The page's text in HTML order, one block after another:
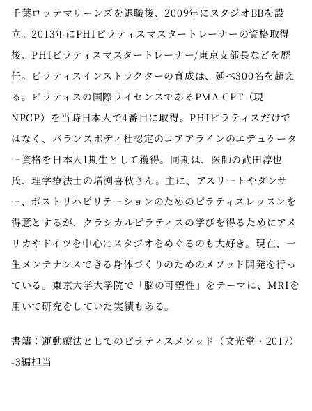
千葉ロッテマリーンズを退職後、2009年にスタジオBBを設
立。2013年にPHIピラティスマスタートレーナーの資格取得
後、PHIピラティスマスタートレーナー/東京支部長などを歴
任。ピラティスインストラクターの育成は、延べ300名を超え
る。ピラティスの国際ライセンスであるPMA-CPT（現
NPCP）を当時日本人で4番目に取得。PHIピラティスだけで
はなく、バランスボディ社認定のコアアラインのエデュケータ
ー資格を日本人1期生として獲得。同期は、医師の武田淳也
氏、理学療法士の増渕喜秋さん。主に、アスリートやダンサ
ー、ポストリハビリテーションのためのピラティスレッスンを
得意とするが、クラシカルピラティスの学びを得るためにアメ
リカやドイツを中心にスタジオをめぐるのも大好き。現在、一
生メンテナンスできる身体づくりのためのメソッド開発を行っ
ている。東京大学大学院で「脳の可塑性」をテーマに、MRIを
用いて研究をしていた実績もある。
書籍：運動療法としてのピラティスメソッド（文光堂・2017）
-3編担当